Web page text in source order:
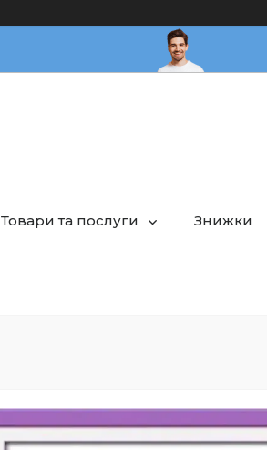
Товари та послуги Знижки